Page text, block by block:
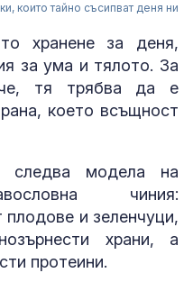
които тайно съсипват деня ни
хранене за деня,
за ума и тялото. За
тя трябва да е
което всъщност
следва модела на
чиния:
и зеленчуци,
храни, а
протеини.